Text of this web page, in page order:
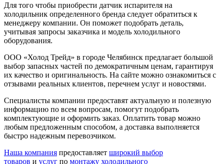
Для того чтобы приобрести датчик испарителя на
холодильник определенного бренда следует обратиться к
менеджеру компании. Он поможет подобрать деталь,
учитывая запросы заказчика и модель холодильного
оборудования.
ООО «Холод Трейд» в городе Челябинск предлагает большой
выбор запасных частей по демократичным ценам, гарантируя
их качество и оригинальность. На сайте можно ознакомиться с
отзывами реальных клиентов, перечнем услуг и новостями.
Специалисты компании предоставят актуальную и полезную
информацию по всем вопросам, помогут подобрать
комплектующие и оформить заказ. Оплатить товар можно
любым предложенным способом, а доставка выполняется
быстро надежным перевозчиком.
Наша компания предоставляет широкий выбор
товаров и услуг по монтажу холодильного